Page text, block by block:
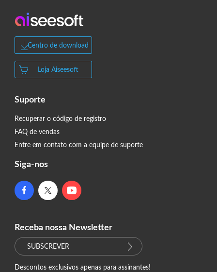
Centro de download
Loja Aiseesoft
Suporte
Recuperar o código de registro
FAQ de vendas
Entre em contato com a equipe de suporte
Siga-nos
Receba nossa Newsletter
SUBSCREVER
Descontos exclusivos apenas para assinantes!